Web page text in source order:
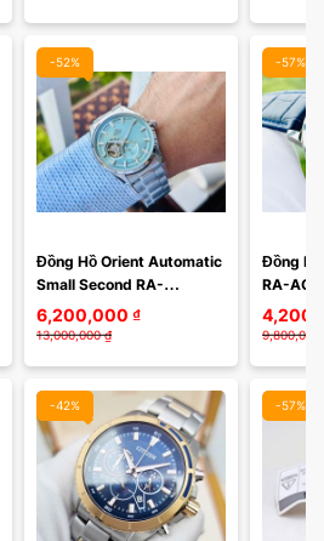
-52%
Đồng Hồ Orient Automatic
Small Second RA-
AR0009L10B / RA-
AR0009L30B
6,200,000 ₫
13,000,000 ₫
-57%
Đồng
RA-
9,800,000
-42% -57%